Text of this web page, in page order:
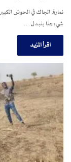
نمارق الجاك في الحوش
شيء هنا يتبدل…
اقرأ المزيد